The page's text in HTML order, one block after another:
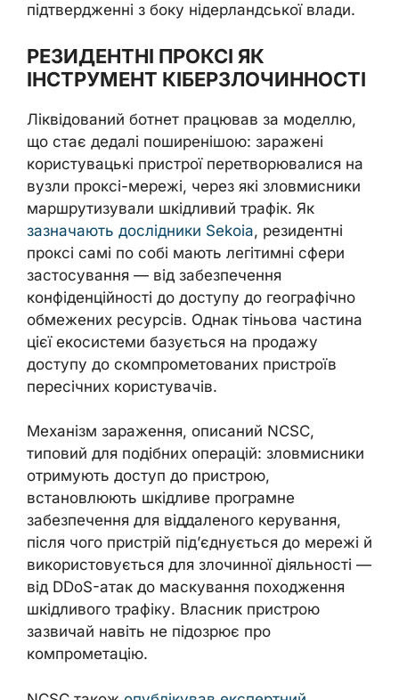
підтвердженні з боку нідерландської влади.
РЕЗИДЕНТНІ ПРОКСІ ЯК
ІНСТРУМЕНТ КІБЕРЗЛОЧИННОСТІ
Ліквідований ботнет працював за моделлю,
що стає дедалі поширенішою: заражені
користувацькі пристрої перетворювалися на
вузли проксі-мережі, через які зловмисники
маршрутизували шкідливий трафік. Як
зазначають дослідники Sekoia, резидентні
проксі самі по собі мають легітимні сфери
застосування — від забезпечення
конфіденційності до доступу до географічно
обмежених ресурсів. Однак тіньова частина
цієї екосистеми базується на продажу
доступу до скомпрометованих пристроїв
пересічних користувачів.
Механізм зараження, описаний NCSC,
типовий для подібних операцій: зловмисники
отримують доступ до пристрою,
встановлюють шкідливе програмне
забезпечення для віддаленого керування,
після чого пристрій під’єднується до мережі й
використовується для злочинної діяльності —
від DDoS-атак до маскування походження
шкідливого трафіку. Власник пристрою
зазвичай навіть не підозрює про
компрометацію.